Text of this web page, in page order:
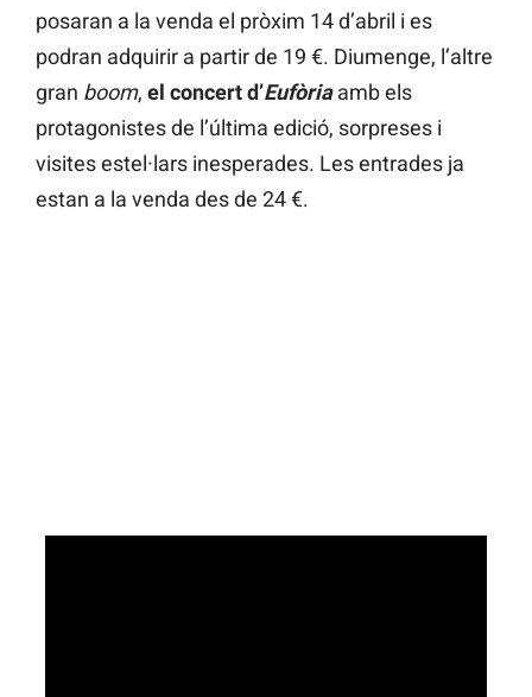
posaran a la venda el pròxim 14 d’abril i es
podran adquirir a partir de 19 €. Diumenge, l’altre
gran boom, el concert d’Eufòriaamb els
protagonistes de l’última edició, sorpreses i
visites estel·lars inesperades. Les entrades ja
estan a la venda des de 24 €.